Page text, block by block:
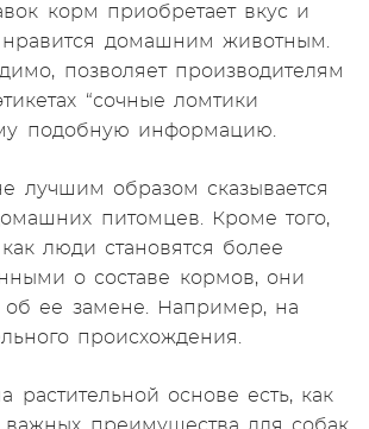
корм приобретает вкус и
нравится домашним животным.
позволяет производителям
“сочные ломтики
подобную информацию.
лучшим образом сказывается
питомцев. Кроме того,
люди становятся более
о составе кормов, они
об ее замене. Например, на
происхождения.
растительной основе есть, как